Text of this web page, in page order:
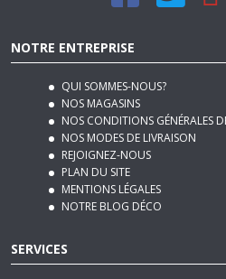
NOTRE ENTREPRISE
QUI SOMMES-NOUS?
NOS MAGASINS
NOS CONDITIONS GÉNÉRALES
NOS MODES DE LIVRAISON
REJOIGNEZ-NOUS
PLAN DU SITE
MENTIONS LÉGALES
NOTRE BLOG DÉCO
SERVICES